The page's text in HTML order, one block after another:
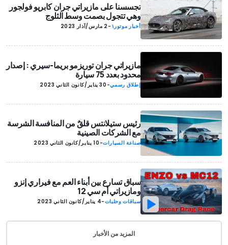
تجسسنا على مازيراتي جران كابريو فولجور
وهي تتجول بصمت وسط الثلوج
أخبار موتور١ -2 مارس/آذار 2023
مازيراتي جران توريزمو بريما-سيري : إصدار
محدود بعدد 75 سيارة
إطلاق رسمي- 30 يناير/كانون الثاني 2023
رئيس ستيلانتس قلقٌ من المنافسة الشرسة
مع الشركات الصينية
صناعة السيارات- 10 يناير/كانون الثاني 2023
سباق تسارع بين أبناء العم مع فيراري إنزو
ومازيراتي أم سي 12
سباقات وحلبات-4 يناير/كانون الثاني 2023
المزيد من الأخبار